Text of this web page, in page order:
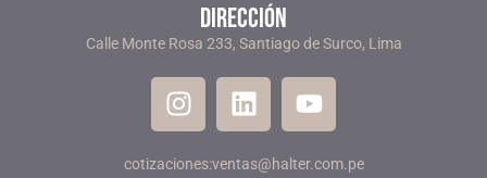
dirección
Calle Monte Rosa 233, Santiago de Surco, Lima
cotizaciones:ventas@halter.com.pe